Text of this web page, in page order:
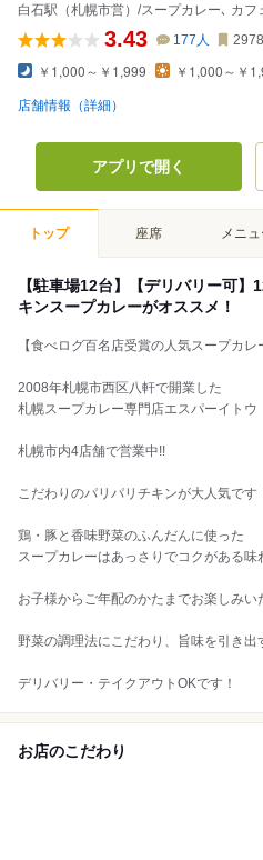
白石駅（札幌市営）/スープカレー､ カフ
3.43 177 人 2978
￥1,000～￥1,999 ￥1,000～￥
店舗情報（詳細）
アプリで開く
トップ 座席 メニュ
【駐車場12台】【デリバリー可
キンスープカレーがオススメ！
【食べログ百名店受賞の人気スープカレ
2008年札幌市西区八軒で開業した
札幌スープカレー専門店エスパーイトウ
札幌市内4店舗で営業中!!
こだわりのパリパリチキンが大人気です
鶏・豚と香味野菜のふんだんに使った
スープカレーはあっさりでコクがある味
お子様からご年配のかたまでお楽しみい
野菜の調理法にこだわり、旨味を引き出
デリバリー・テイクアウトOKです！
お店のこだわり